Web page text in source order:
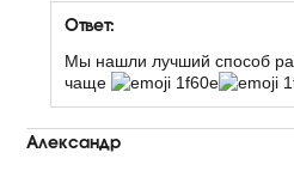
Ответ:
Мы нашли лучший способ
чаще
Александр